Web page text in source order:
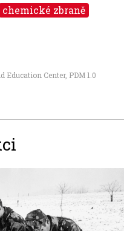
chemické zbraně
Education Center, PDM 1.0